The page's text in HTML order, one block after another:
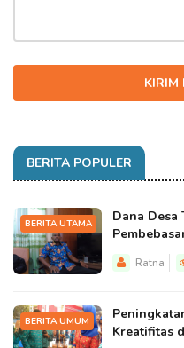
KIRIM
BERITA POPULER
BERITA UTAMA
Dana
Ratna
BERITA UMUM
Kreatifitas